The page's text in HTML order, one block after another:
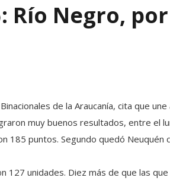
Río Negro, por
de la Araucanía, cita que
muy buenos resultados, entre el
185 puntos. Segundo quedó Neuquén
unidades. Diez más de que las que